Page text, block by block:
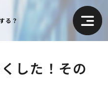
る？
した！その